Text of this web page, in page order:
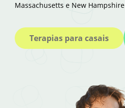
Massachusetts e New Hampshire
Terapias para casais